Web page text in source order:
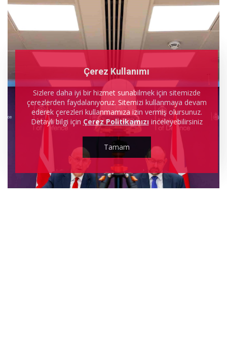
Çerez Kullanımı
Sizlere daha iyi bir hizmet sunabilmek için sitemizde
çerezlerden faydalanıyoruz. Sitemizi kullanmaya devam
ederek çerezleri kullanmamıza izin vermiş olursunuz.
Detaylı bilgi için Çerez Politikamızıinceleyebilirsiniz
Tamam